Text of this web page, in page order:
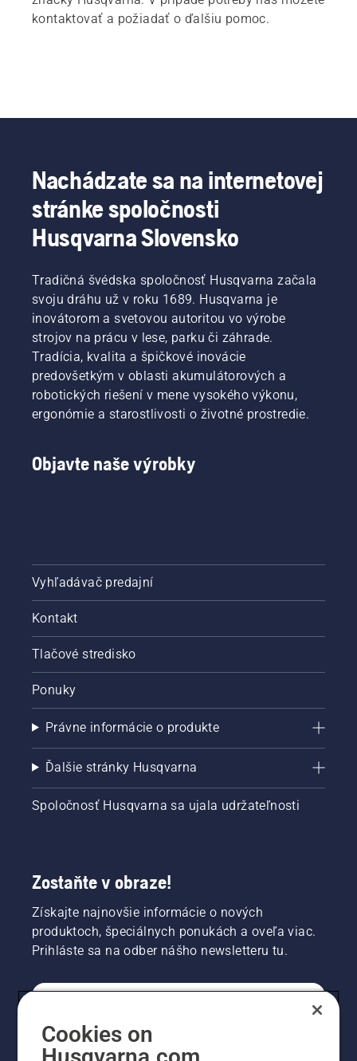
kontaktovať a požiadať o ďalšiu pomoc.
Nachádzate sa na internetovej
stránke spoločnosti
Husqvarna Slovensko
Tradičná švédska spoločnosť Husqvarna začala
svoju dráhu už v roku 1689. Husqvarna je
inovátorom a svetovou autoritou vo výrobe
strojov na prácu v lese, parku či záhrade.
Tradícia, kvalita a špičkové inovácie
predovšetkým v oblasti akumulátorových a
robotických riešení v mene vysokého výkonu,
ergonómie a starostlivosti o životné prostredie.
Objavte naše výrobky
Vyhľadávač predajní
Kontakt
Tlačové stredisko
Ponuky
Právne informácie o produkte
Ďalšie stránky Husqvarna
Spoločnosť Husqvarna sa ujala udržateľnosti
Zostaňte v obraze!
Získajte najnovšie informácie o nových
produktoch, špeciálnych ponukách a oveľa viac.
Prihláste sa na odber nášho newsletteru tu.
Cookies on